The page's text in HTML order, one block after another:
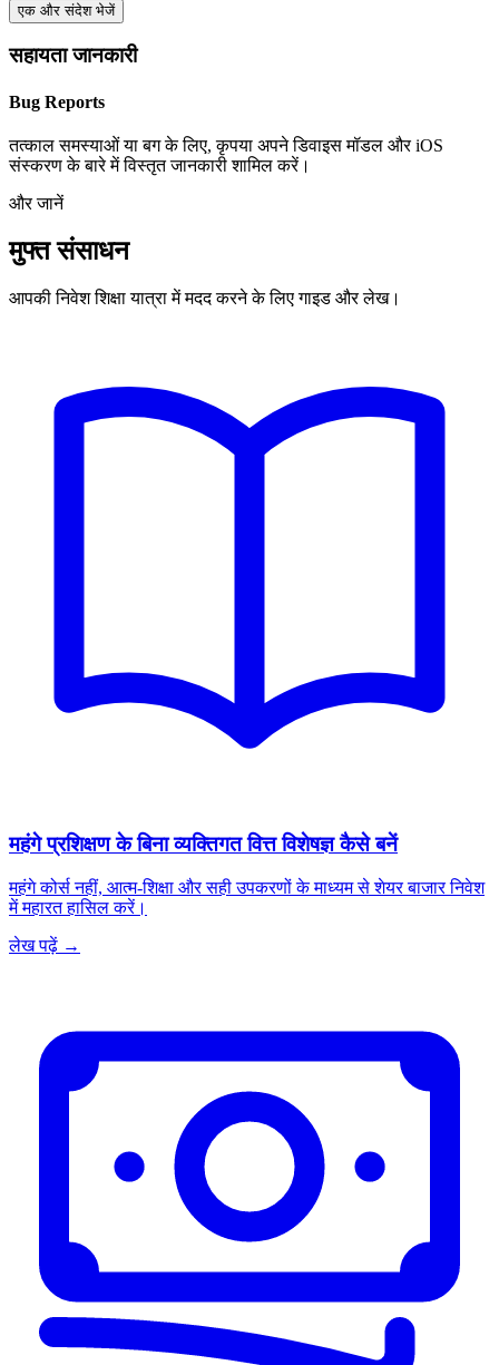
एक और संदेश भेजें
सहायता जानकारी
Bug Reports
तत्काल समस्याओं या बग के लिए, कृपया अपने डिवाइस मॉडल और iOS
संस्करण के बारे में विस्तृत जानकारी शामिल करें।
और जानें
मुफ्त संसाधन
आपकी निवेश शिक्षा यात्रा में मदद करने के लिए गाइड और लेख।
महंगे प्रशिक्षण के बिना व्यक्तिगत वित्त विशेषज्ञ कैसे बनें
महंगे कोर्स नहीं, आत्म-शिक्षा और सही उपकरणों के माध्यम से शेयर बाजार निवेश
में महारत हासिल करें।
लेख पढ़ें →